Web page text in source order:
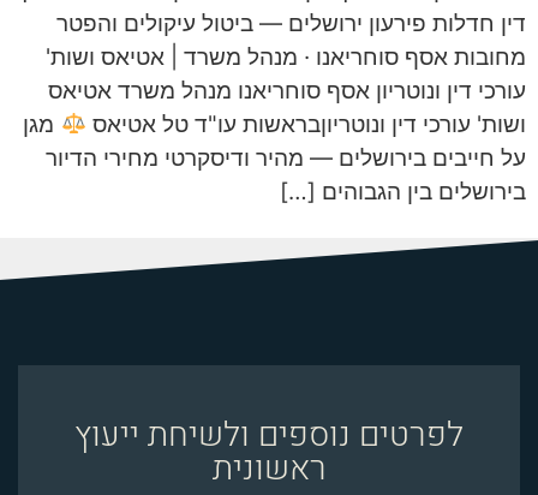
דין חדלות פירעון ירושלים — ביטול עיקולים והפטר
מחובות אסף סוחריאנו · מנהל משרד | אטיאס ושות'
עורכי דין ונוטריון אסף סוחריאנו מנהל משרד אטיאס
ושות' עורכי דין ונוטריוןבראשות עו"ד טל אטיאס
מגן
על חייבים בירושלים — מהיר ודיסקרטי מחירי הדיור
בירושלים בין הגבוהים […]
לפרטים נוספים ולשיחת ייעוץ
ראשונית